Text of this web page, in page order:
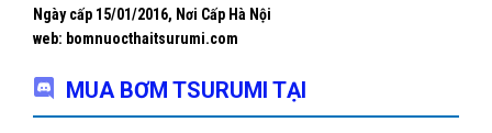
Ngày cấp 15/01/2016, Nơi Cấp Hà Nội
web: bomnuocthaitsurumi.com
MUA BƠM TSURUMI TẠI